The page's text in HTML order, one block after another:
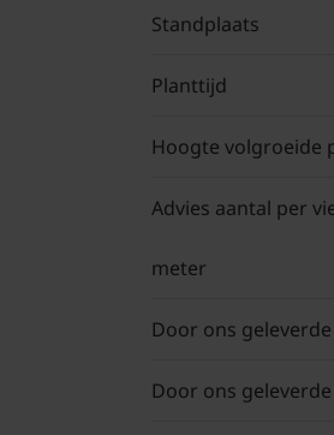
Standplaats
Planttijd
Hoogte volgroeide
Advies aantal per
meter
Door ons
Door ons